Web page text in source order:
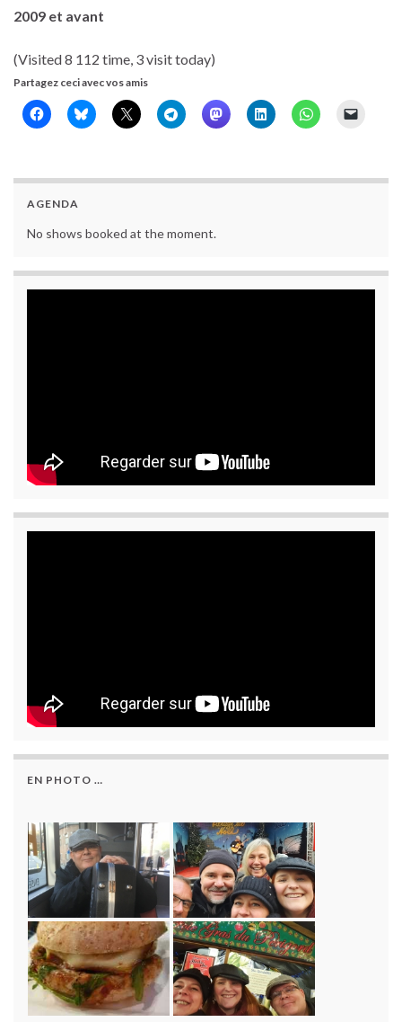
2009 et avant
(Visited 8 112 time, 3 visit today)
Partagez ceci avec vos amis
AGENDA
No shows booked at the moment.
EN PHOTO …